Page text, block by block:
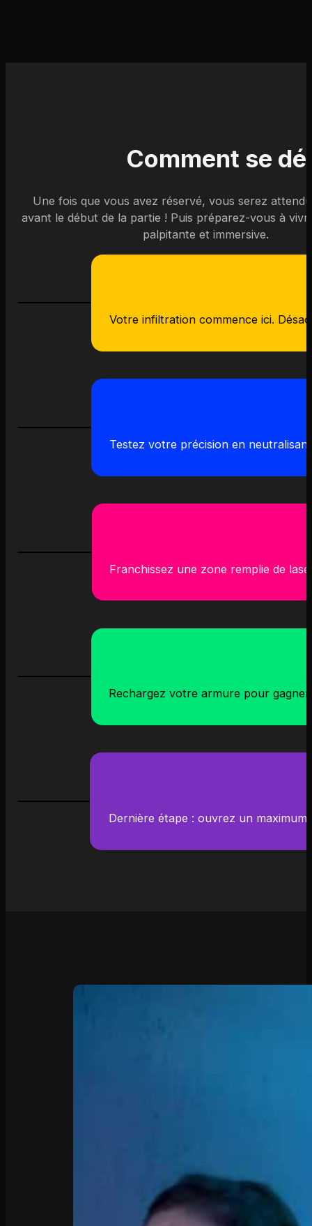
Comment se
Une fois que vous avez réservé, vous serez
avant le début de la partie ! Puis préparez-vous à
palpitante et immersive.
Votre infiltration commence ici.
Testez votre précision en
Franchissez une zone remplie de
Rechargez votre armure pour
Dernière étape : ouvrez un